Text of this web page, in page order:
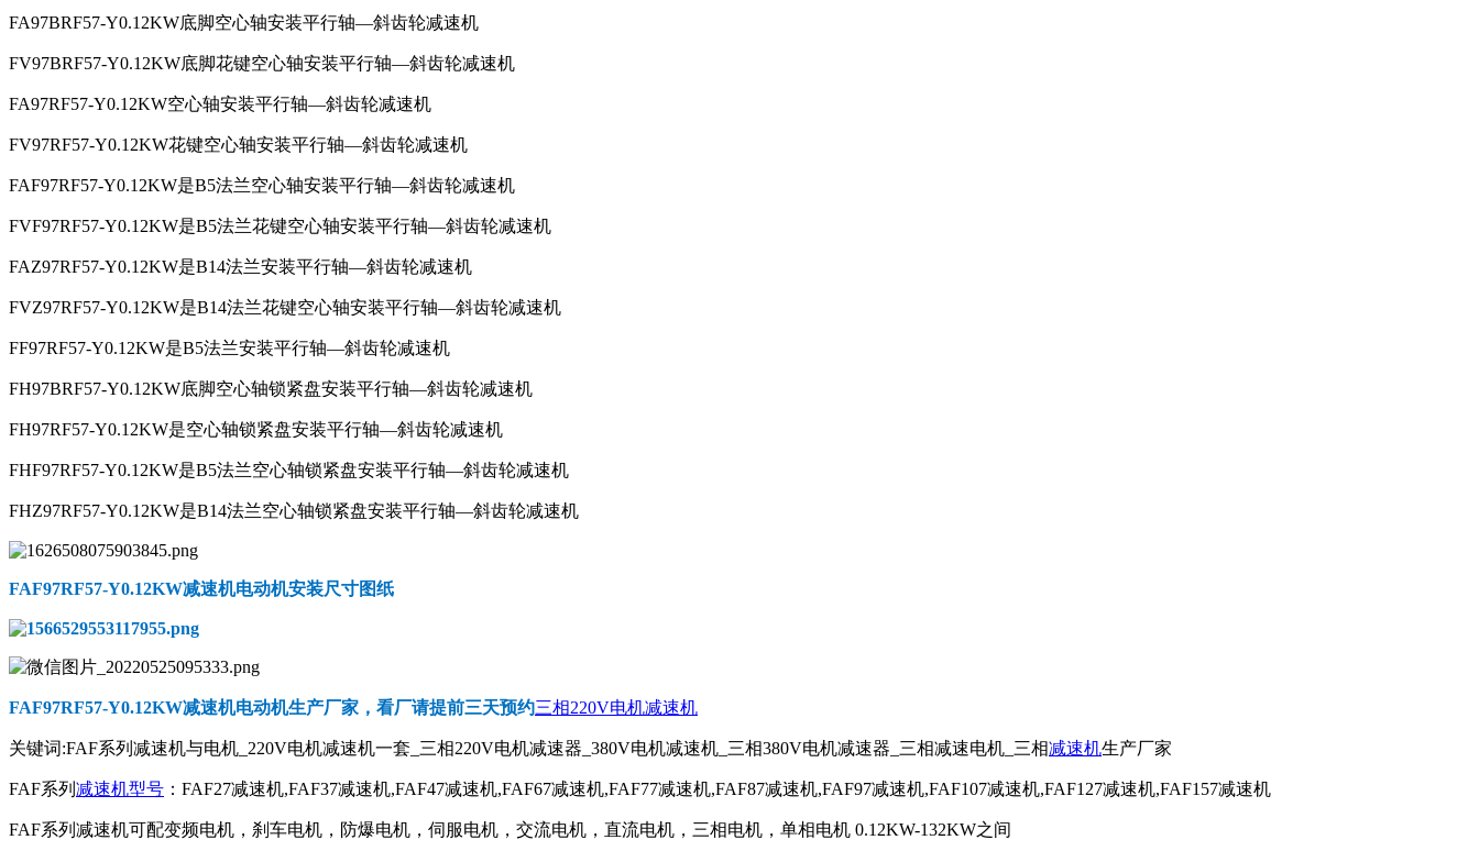
FA97BRF57-Y0.12KW底脚空心轴安装平行轴—斜齿轮减速机
FV97BRF57-Y0.12KW底脚花键空心轴安装平行轴—斜齿轮减速机
FA97RF57-Y0.12KW空心轴安装平行轴—斜齿轮减速机
FV97RF57-Y0.12KW花键空心轴安装平行轴—斜齿轮减速机
FAF97RF57-Y0.12KW是B5法兰空心轴安装平行轴—斜齿轮减速机
FVF97RF57-Y0.12KW是B5法兰花键空心轴安装平行轴—斜齿轮减速机
FAZ97RF57-Y0.12KW是B14法兰安装平行轴—斜齿轮减速机
FVZ97RF57-Y0.12KW是B14法兰花键空心轴安装平行轴—斜齿轮减速机
FF97RF57-Y0.12KW是B5法兰安装平行轴—斜齿轮减速机
FH97BRF57-Y0.12KW底脚空心轴锁紧盘安装平行轴—斜齿轮减速机
FH97RF57-Y0.12KW是空心轴锁紧盘安装平行轴—斜齿轮减速机
FHF97RF57-Y0.12KW是B5法兰空心轴锁紧盘安装平行轴—斜齿轮减速机
FHZ97RF57-Y0.12KW是B14法兰空心轴锁紧盘安装平行轴—斜齿轮减速机
FAF97RF57-Y0.12KW减速机电动机安装尺寸图纸
FAF97RF57-Y0.12KW减速机电动机生产厂家，看厂请提前三天预约三相220V电机减速机
关键词:FAF系列减速机与电机_220V电机减速机一套_三相220V电机减速器_380V电机减速机_三相380V电机减速器_三相减速电机_三相减速机生产厂家
FAF系列 减速机型号 ：FAF27减速机,FAF37减速机,FAF47减速机,FAF67减速机,FAF77减速机,FAF87减速机,FAF97减速机,FAF107减速机,FAF127减速机,FAF157减速机
FAF系列减速机可配变频电机，刹车电机，防爆电机，伺服电机，交流电机，直流电机，三相电机，单相电机 0.12KW-132KW之间